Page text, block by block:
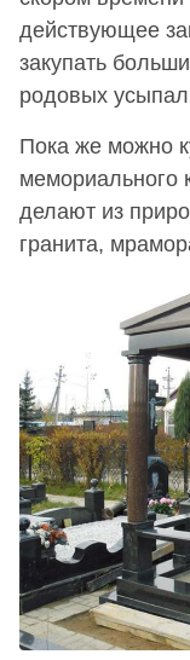
действующее
закупать
родовых
Пока же можно
мемориального
делают из
гранита,